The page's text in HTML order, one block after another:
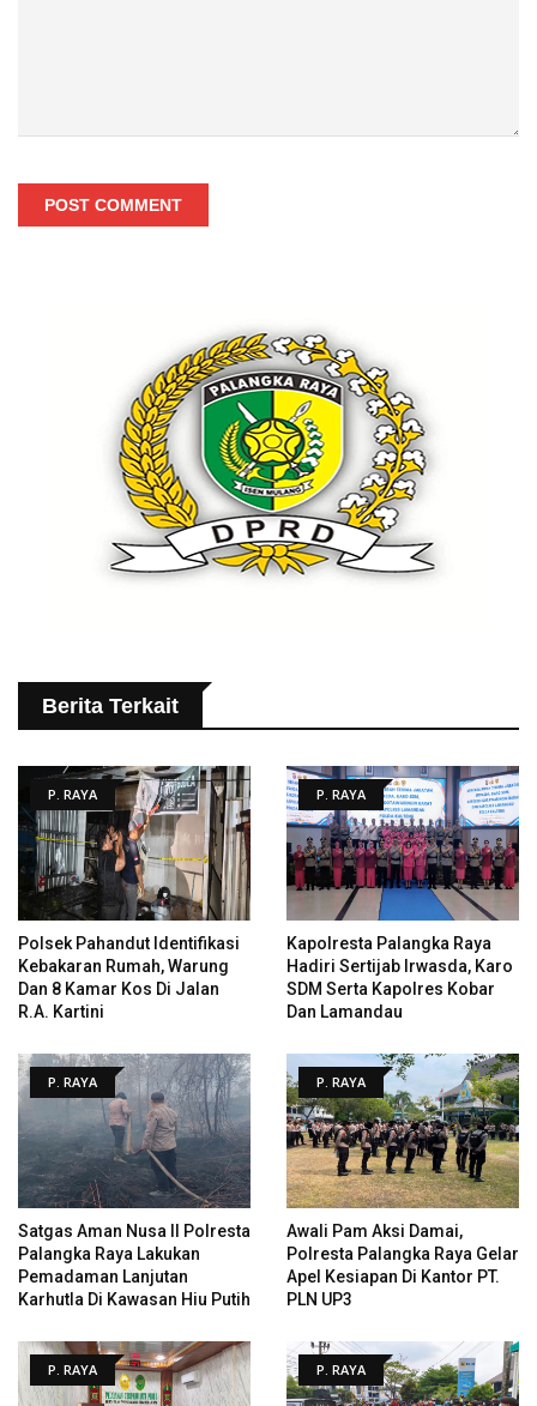
POST COMMENT
Berita Terkait
P. RAYA
Polsek Pahandut Identifikasi
Kebakaran Rumah, Warung
Dan 8 Kamar Kos Di Jalan
R.A. Kartini
P. RAYA
Kapolresta Palangka Raya
Hadiri Sertijab Irwasda, Karo
SDM Serta Kapolres Kobar
Dan Lamandau
P. RAYA
Satgas Aman Nusa II Polresta
Palangka Raya Lakukan
Pemadaman Lanjutan
Karhutla Di Kawasan Hiu Putih
P. RAYA
Awali Pam Aksi Damai,
Polresta Palangka Raya Gelar
Apel Kesiapan Di Kantor PT.
PLN UP3
P. RAYA P. RAYA